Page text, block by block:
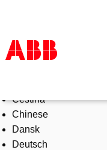
Products & Solutions
Industries
Services
About us
Čeština
Chinese
Dansk
Deutsch